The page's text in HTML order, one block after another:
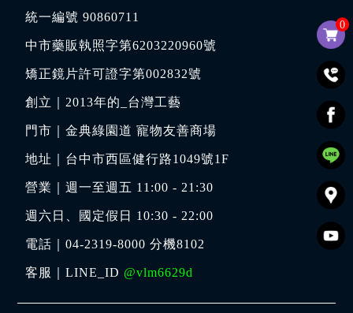
0
統一編號 90860711
中市藥販執照字第6203220960號
矯正鏡片許可證字第002832號
創立｜2013年的_台灣工藝
門市｜金典綠園道 寵物友善商場
地址｜ 台中市西區健行路1049號1F
營業｜週一至週五 11:00 - 21:30
週六日、國定假日 10:30 - 22:00
電話｜04-2319-8000 分機8102
客服｜LINE_ID @vlm6629d